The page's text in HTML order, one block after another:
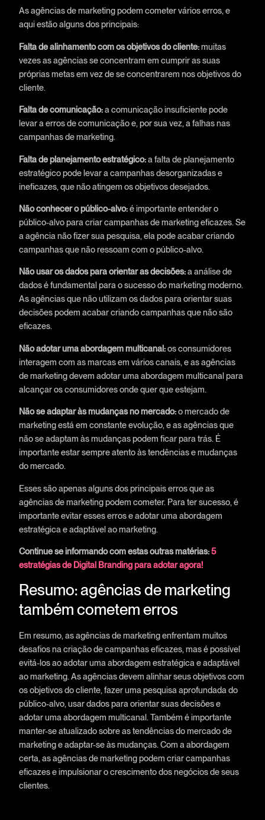
As agências de marketing podem cometer vários erros, e
aqui estão alguns dos principais:
Falta de alinhamento com os objetivos do cliente:muitas
vezes as agências se concentram em cumprir as suas
próprias metas em vez de se concentrarem nos objetivos do
cliente.
Falta de comunicação:a comunicação insuficiente pode
levar a erros de comunicação e, por sua vez, a falhas nas
campanhas de marketing.
Falta de planejamento estratégico:a falta de planejamento
estratégico pode levar a campanhas desorganizadas e
ineficazes, que não atingem os objetivos desejados.
Não conhecer o público-alvo:é importante entender o
público-alvo para criar campanhas de marketing eficazes. Se
a agência não fizer sua pesquisa, ela pode acabar criando
campanhas que não ressoam com o público-alvo.
Não usar os dados para orientar as decisões:a análise de
dados é fundamental para o sucesso do marketing moderno.
As agências que não utilizam os dados para orientar suas
decisões podem acabar criando campanhas que não são
eficazes.
Não adotar uma abordagem multicanal:os consumidores
interagem com as marcas em vários canais, e as agências
de marketing devem adotar uma abordagem multicanal para
alcançar os consumidores onde quer que estejam.
Não se adaptar às mudanças no mercado:o mercado de
marketing está em constante evolução, e as agências que
não se adaptam às mudanças podem ficar para trás. É
importante estar sempre atento às tendências e mudanças
do mercado.
Esses são apenas alguns dos principais erros que as
agências de marketing podem cometer. Para ter sucesso, é
importante evitar esses erros e adotar uma abordagem
estratégica e adaptável ao marketing.
Continue se informando com estas outras matérias:5
estratégias de Digital Branding para adotar agora!
Resumo: agências de marketing
também cometem erros
Em resumo, as agências de marketing enfrentam muitos
desafios na criação de campanhas eficazes, mas é possível
evitá-los ao adotar uma abordagem estratégica e adaptável
ao marketing. As agências devem alinhar seus objetivos com
os objetivos do cliente, fazer uma pesquisa aprofundada do
público-alvo, usar dados para orientar suas decisões e
adotar uma abordagem multicanal. Também é importante
manter-se atualizado sobre as tendências do mercado de
marketing e adaptar-se às mudanças. Com a abordagem
certa, as agências de marketing podem criar campanhas
eficazes e impulsionar o crescimento dos negócios de seus
clientes.